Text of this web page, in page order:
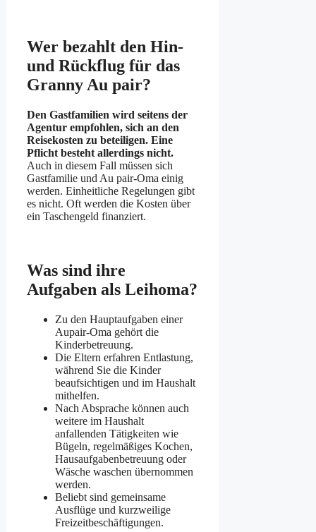
Wer bezahlt den Hin-
und Rückflug für das
Granny Au pair?
Den Gastfamilien wird seitens der
Agentur empfohlen, sich an den
Reisekosten zu beteiligen. Eine
Pflicht besteht allerdings nicht.
Auch in diesem Fall müssen sich
Gastfamilie und Au pair-Oma einig
werden. Einheitliche Regelungen gibt
es nicht. Oft werden die Kosten über
ein Taschengeld finanziert.
Was sind ihre
Aufgaben als Leihoma?
Zu den Hauptaufgaben einer
Aupair-Oma gehört die
Kinderbetreuung.
Die Eltern erfahren Entlastung,
während Sie die Kinder
beaufsichtigen und im Haushalt
mithelfen.
Nach Absprache können auch
weitere im Haushalt
anfallenden Tätigkeiten wie
Bügeln, regelmäßiges Kochen,
Hausaufgabenbetreuung oder
Wäsche waschen übernommen
werden.
Beliebt sind gemeinsame
Ausflüge und kurzweilige
Freizeitbeschäftigungen.